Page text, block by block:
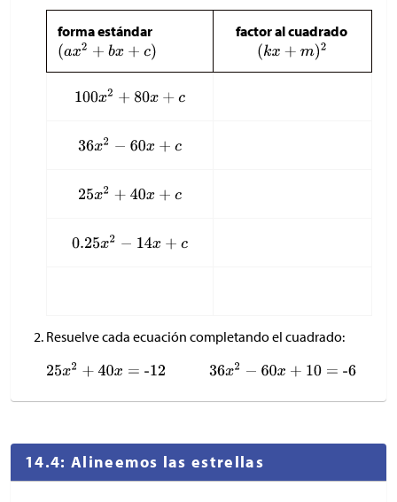
forma estándar factor al cuadrado
Resuelve cada ecuación completando el cuadrado:
14.4: Alineemos las estrellas